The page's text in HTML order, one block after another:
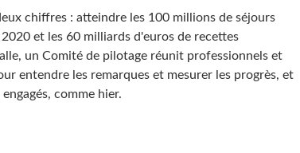
chiffres : atteindre les 100 millions de séjours
et les 60 milliards d'euros de recettes
un Comité de pilotage réunit professionnels et
entendre les remarques et mesurer les progrès, et
comme hier.